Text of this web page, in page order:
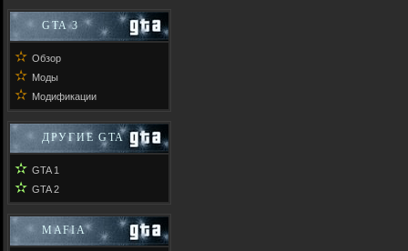
GTA 3
✫ Обзор
✫ Моды
✫ Модификации
ДРУГИЕ GTA
✫ GTA 1
✫ GTA 2
MAFIA